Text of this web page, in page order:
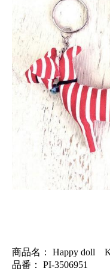
商品名： Happy doll
品番： PI-3506951